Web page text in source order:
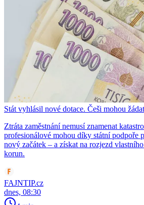
Stát vyhlásil nové dotace. Češi mohou
Ztráta zaměstnání nemusí znamenat
profesionálové mohou díky státní podpoře
nový začátek – a získat na rozjezd
korun.
FAJNTIP.cz
dnes, 08:30